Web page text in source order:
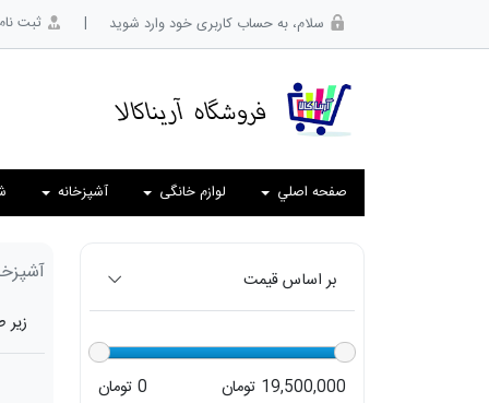
سلام، به حساب کاربری خود وارد شوید | ثبت
صفحه اصلي لوازم خانگی آشپزخانه
بر اساس قیمت
19,500,000 تومان 0 تومان